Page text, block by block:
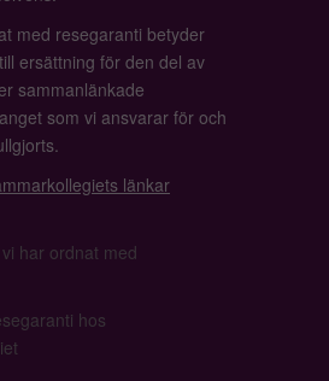
med resegaranti betyder
ersättning för den del av
sammanlänkade
som vi ansvarar för och
länkar
har ordnat med
hos